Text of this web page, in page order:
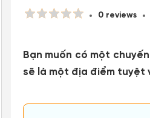
0 reviews
Bạn muốn có một
sẽ là một địa điểm tuyệt